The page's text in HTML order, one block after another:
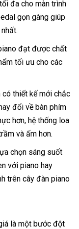
đa cho màn trình
gọn gàng giúp
đạt được chất
tối ưu cho các
thiết kế mới chắc
đổi về bàn phím
hơn, hệ thống loa
và ấm hơn.
chọn sáng suốt
với piano hay
trên cây đàn piano
là một bước đột